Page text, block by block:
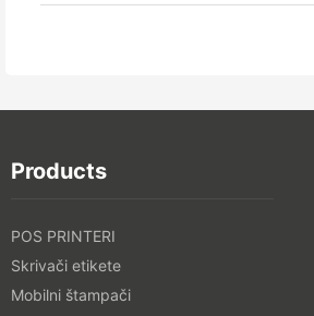
Products
POS PRINTERI
Skrivači etikete
Mobilni štampači